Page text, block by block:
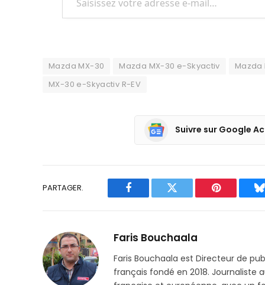
Mazda MX-30 Mazda MX-30 e-Skyactiv Mazda
MX-30 e-Skyactiv R-EV
Suivre sur Google
PARTAGER.
Facebook Twitter Pinterest
Faris Bouchaala
Faris Bouchaala est Directeur de
français fondé en 2018. Journaliste